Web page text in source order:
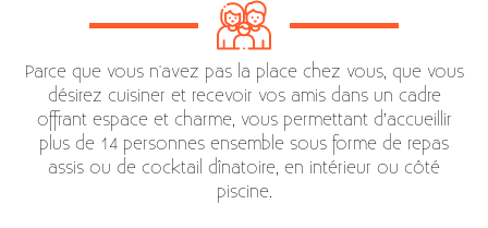
Parce que vous n'avez pas la place chez vous, que vous
désirez cuisiner et recevoir vos amis dans un cadre
offrant espace et charme, vous permettant d’accueillir
plus de 14 personnes ensemble sous forme de repas
assis ou de cocktail dînatoire, en intérieur ou côté
piscine.